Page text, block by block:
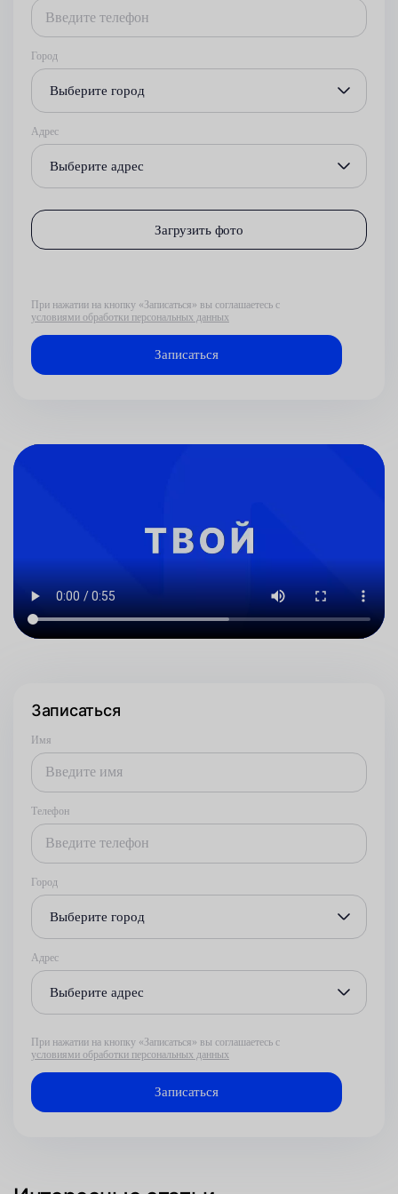
Город
Выберите город
Адрес
Выберите адрес
Загрузить фото
При нажатии на кнопку «Записаться» вы соглашаетесь с
условиями обработки персональных данных
Записаться
Имя
Телефон
Город
Выберите город
Адрес
Выберите адрес
При нажатии на кнопку «Записаться» вы соглашаетесь с
условиями обработки персональных данных